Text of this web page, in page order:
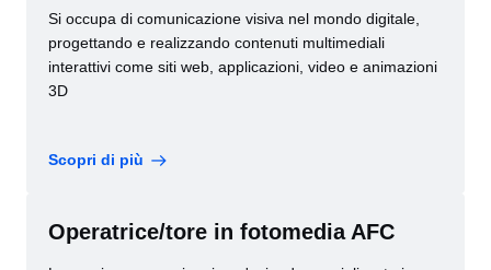
Si occupa di comunicazione visiva nel mondo digitale,
progettando e realizzando contenuti multimediali
interattivi come siti web, applicazioni, video e animazioni
3D
Scopri di più
Operatrice/tore in fotomedia AFC